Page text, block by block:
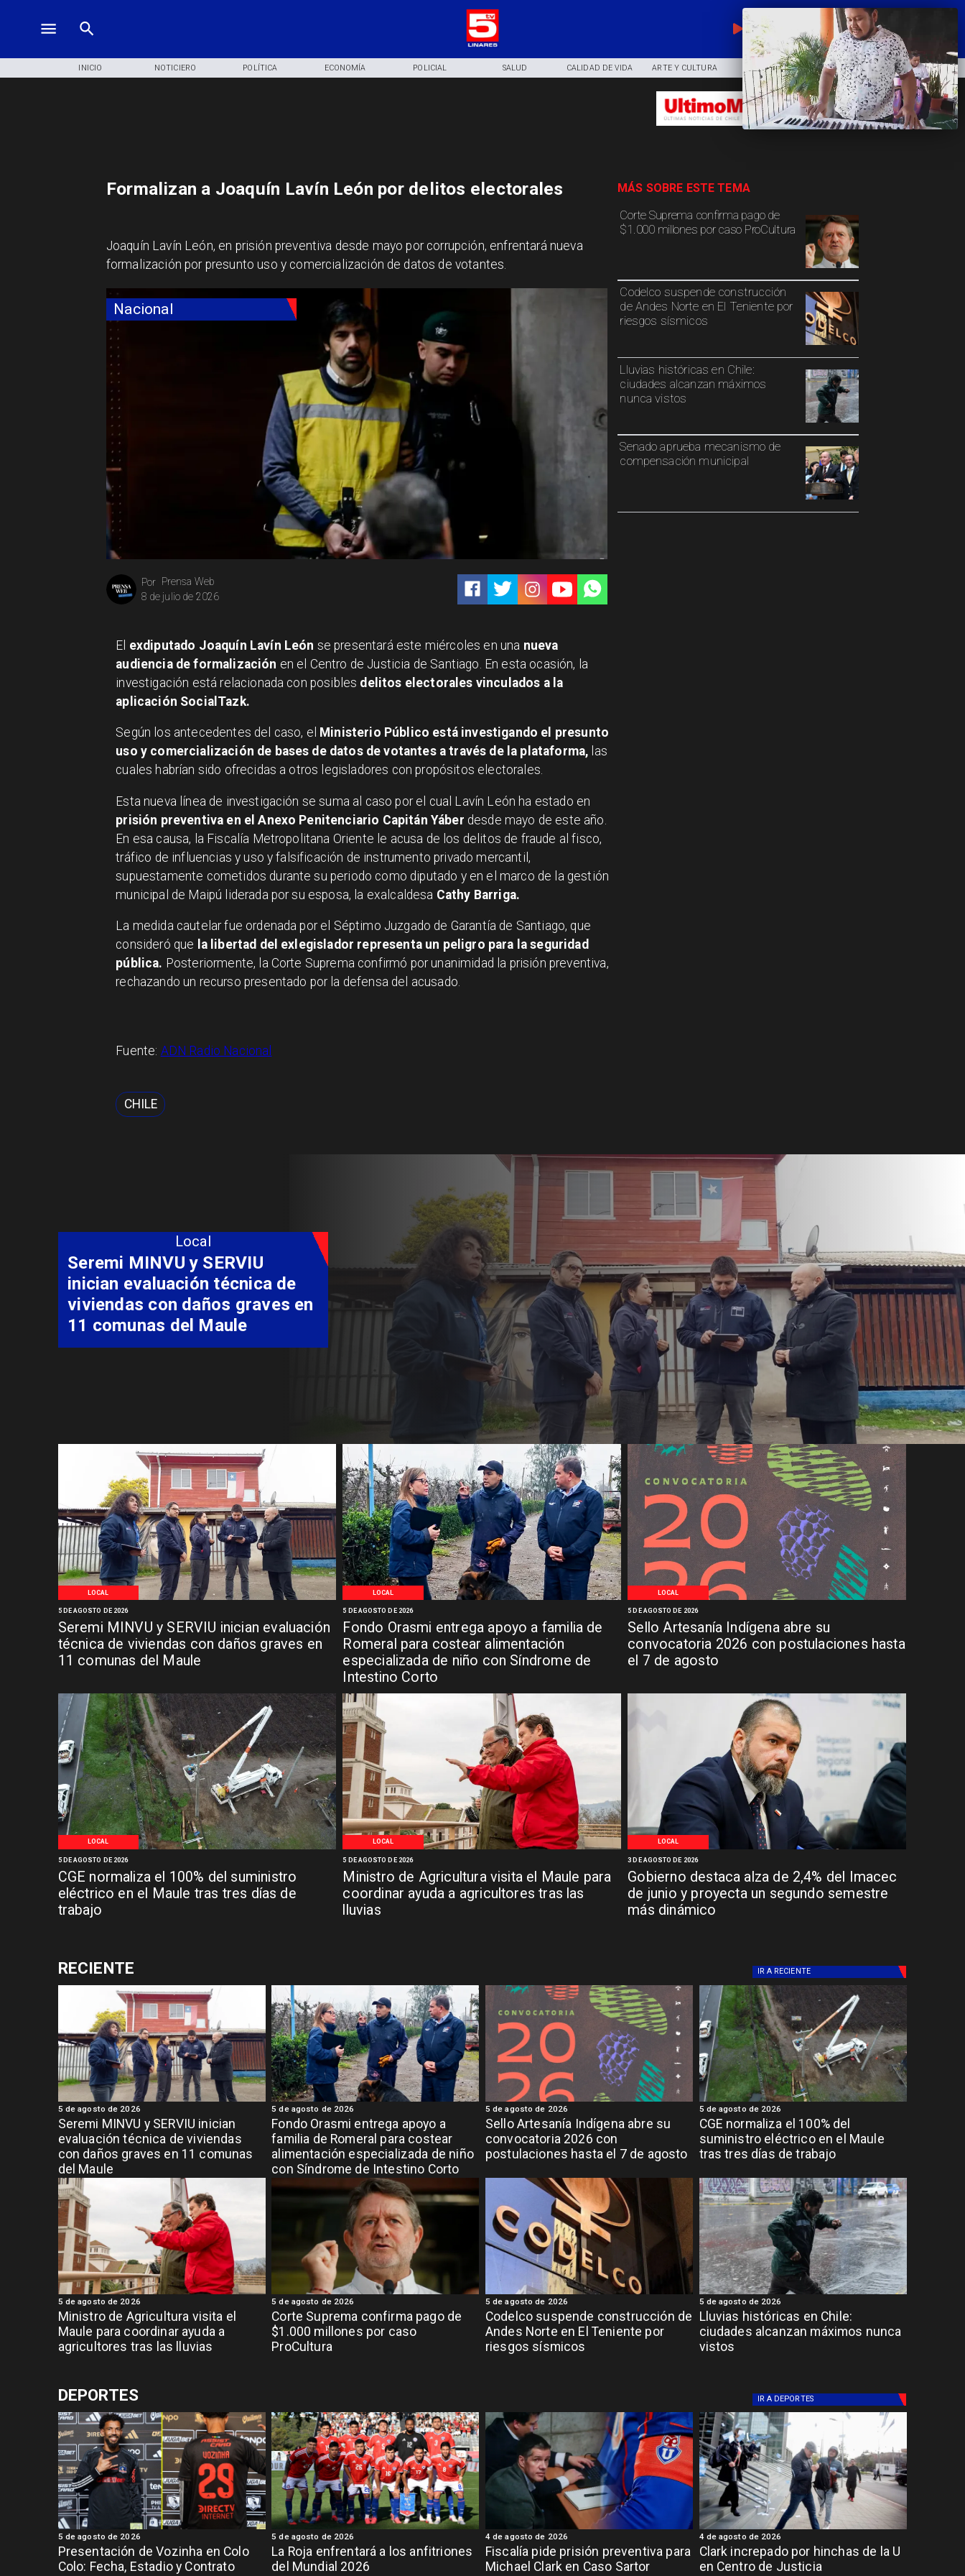
EN VIVO
INICIO NOTICIERO POLÍTICA ECONOMÍA POLICIAL SALUD CALIDAD DE VIDA ARTE Y CULTURA COMUNIDAD DEPORTES
Nacional
Prensa Web
Por
8 de julio de 2026
Corte Suprema confirma pago de
$1.000 millones por caso ProCultura
Codelco suspende construcción
de Andes Norte en El Teniente por
riesgos sísmicos
Lluvias históricas en Chile:
ciudades alcanzan máximos
nunca vistos
Senado aprueba mecanismo de
compensación municipal
MÁS SOBRE ESTE TEMA
Formalizan a Joaquín Lavín León por delitos electorales
Joaquín Lavín León, en prisión preventiva desde mayo por corrupción, enfrentará nueva
formalización por presunto uso y comercialización de datos de votantes.
El exdiputado Joaquín Lavín León se presentará este miércoles en una nueva
audiencia de formalización en el Centro de Justicia de Santiago. En esta ocasión, la
investigación está relacionada con posibles delitos electorales vinculados a la
aplicación SocialTazk.
Según los antecedentes del caso, el Ministerio Público está investigando el presunto
uso y comercialización de bases de datos de votantes a través de la plataforma, las
cuales habrían sido ofrecidas a otros legisladores con propósitos electorales.
Esta nueva línea de investigación se suma al caso por el cual Lavín León ha estado en
prisión preventiva en el Anexo Penitenciario Capitán Yáber desde mayo de este año.
En esa causa, la Fiscalía Metropolitana Oriente le acusa de los delitos de fraude al fisco,
tráfico de influencias y uso y falsificación de instrumento privado mercantil,
supuestamente cometidos durante su periodo como diputado y en el marco de la gestión
municipal de Maipú liderada por su esposa, la exalcaldesa Cathy Barriga.
La medida cautelar fue ordenada por el Séptimo Juzgado de Garantía de Santiago, que
consideró que la libertad del exlegislador representa un peligro para la seguridad
pública. Posteriormente, la Corte Suprema confirmó por unanimidad la prisión preventiva,
rechazando un recurso presentado por la defensa del acusado.
Fuente: ADN Radio Nacional
CHILE
LOCAL
Seremi MINVU y SERVIU inician evaluación
técnica de viviendas con daños graves en
11 comunas del Maule
5 DE AGOSTO DE 2026
LOCAL
Fondo Orasmi entrega apoyo a familia de
Romeral para costear alimentación
especializada de niño con Síndrome de
Intestino Corto
5 DE AGOSTO DE 2026
LOCAL
Sello Artesanía Indígena abre su
convocatoria 2026 con postulaciones hasta
el 7 de agosto
5 DE AGOSTO DE 2026
LOCAL
CGE normaliza el 100% del suministro
eléctrico en el Maule tras tres días de
trabajo
5 DE AGOSTO DE 2026
LOCAL
Ministro de Agricultura visita el Maule para
coordinar ayuda a agricultores tras las
lluvias
5 DE AGOSTO DE 2026
LOCAL
Gobierno destaca alza de 2,4% del Imacec
de junio y proyecta un segundo semestre
más dinámico
3 DE AGOSTO DE 2026
Local
Fondo Orasmi entrega apoyo a
familia de Romeral para
costear alimentación
especializada de niño con
Síndrome de Intestino Corto
RECIENTE IR A RECIENTE
Seremi MINVU y SERVIU inician
evaluación técnica de viviendas
con daños graves en 11 comunas
del Maule
5 de agosto de 2026
Fondo Orasmi entrega apoyo a
familia de Romeral para costear
alimentación especializada de niño
con Síndrome de Intestino Corto
5 de agosto de 2026
Sello Artesanía Indígena abre su
convocatoria 2026 con
postulaciones hasta el 7 de agosto
5 de agosto de 2026
CGE normaliza el 100% del
suministro eléctrico en el Maule
tras tres días de trabajo
5 de agosto de 2026
Ministro de Agricultura visita el
Maule para coordinar ayuda a
agricultores tras las lluvias
5 de agosto de 2026
Corte Suprema confirma pago de
$1.000 millones por caso
ProCultura
5 de agosto de 2026
Codelco suspende construcción de
Andes Norte en El Teniente por
riesgos sísmicos
5 de agosto de 2026
Lluvias históricas en Chile:
ciudades alcanzan máximos nunca
vistos
5 de agosto de 2026
DEPORTES IR A DEPORTES
Presentación de Vozinha en Colo
Colo: Fecha, Estadio y Contrato
5 de agosto de 2026
La Roja enfrentará a los anfitriones
del Mundial 2026
5 de agosto de 2026
Fiscalía pide prisión preventiva para
Michael Clark en Caso Sartor
4 de agosto de 2026
Clark increpado por hinchas de la U
en Centro de Justicia
4 de agosto de 2026